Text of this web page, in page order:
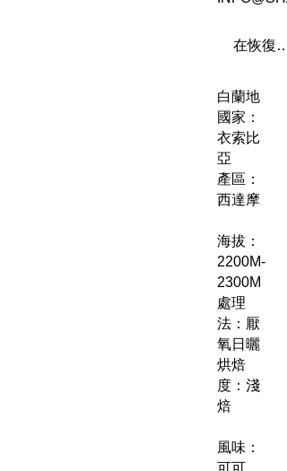
在恢復
白蘭地
國家：
衣索比
亞
產區：
西達摩
海拔：
2200M-
2300M
處理
法：厭
氧日曬
烘焙
度：淺
焙
風味：
可可、